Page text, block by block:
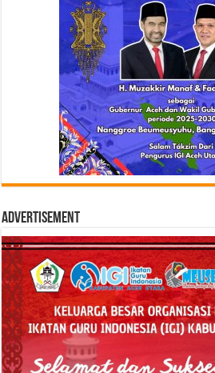
Advertisement